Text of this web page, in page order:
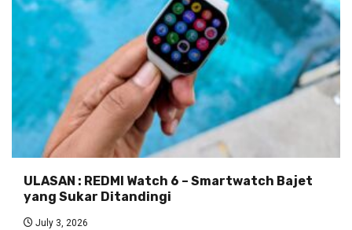
ULASAN : REDMI Watch 6 – Smartwatch Bajet
yang Sukar Ditandingi
July 3, 2026